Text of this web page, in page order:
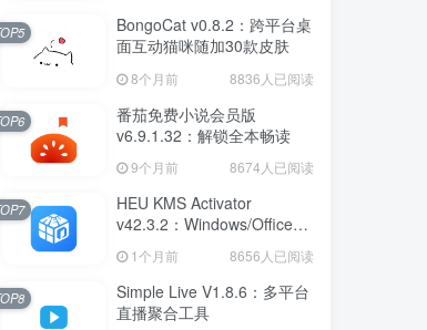
BongoCat v0.8.2：跨平台桌
面互动猫咪随加30款皮肤
8个月前 8836人已阅读
番茄免费小说会员版
v6.9.1.32：解锁全本畅读
9个月前 8674人已阅读
HEU KMS Activator
v42.3.2：Windows/Office智
1个月前 8656人已阅读
Simple Live V1.8.6：多平台
直播聚合工具